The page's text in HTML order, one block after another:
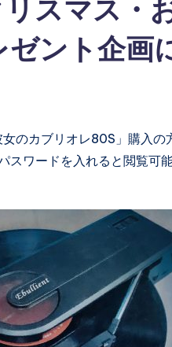
スマス・
ント企画
のカブリオレ80S」購入
スワードを入れると閲覧可